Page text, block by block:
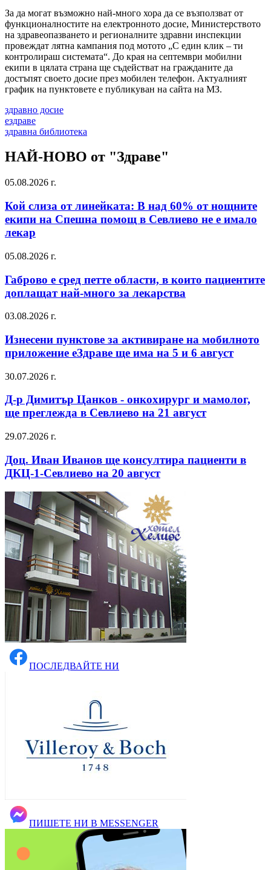
За да могат възможно най-много хора да се възползват от
функционалностите на електронното досие, Министерството
на здравеопазването и регионалните здравни инспекции
провеждат лятна кампания под мотото „С един клик – ти
контролираш системата“. До края на септември мобилни
екипи в цялата страна ще съдействат на гражданите да
достъпят своето досие през мобилен телефон. Актуалният
график на пунктовете е публикуван на сайта на МЗ.
здравно досие
ездраве
здравна библиотека
НАЙ-НОВО от "Здраве"
05.08.2026 г.
Кой слиза от линейката: В над 60% от нощните
екипи на Спешна помощ в Севлиево не е имало
лекар
05.08.2026 г.
Габрово е сред петте области, в които пациентите
доплащат най-много за лекарства
03.08.2026 г.
Изнесени пунктове за активиране на мобилното
приложение еЗдраве ще има на 5 и 6 август
30.07.2026 г.
Д-р Димитър Цанков - онкохирург и мамолог,
ще преглежда в Севлиево на 21 август
29.07.2026 г.
Доц. Иван Иванов ще консултира пациенти в
ДКЦ-1-Севлиево на 20 август
ПОСЛЕДВАЙТЕ НИ
ПИШЕТЕ НИ В MESSENGER